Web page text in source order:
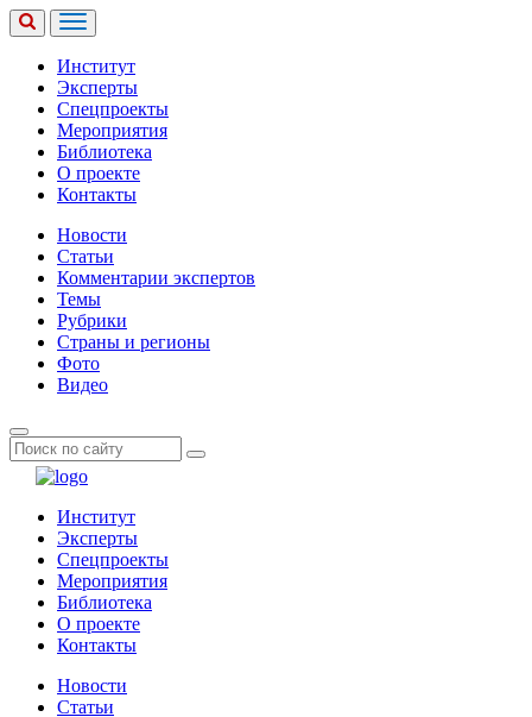
Институт
Эксперты
Спецпроекты
Мероприятия
Библиотека
О проекте
Контакты
Новости
Статьи
Комментарии экспертов
Темы
Рубрики
Страны и регионы
Фото
Видео
Институт
Эксперты
Спецпроекты
Мероприятия
Библиотека
О проекте
Контакты
Новости
Статьи